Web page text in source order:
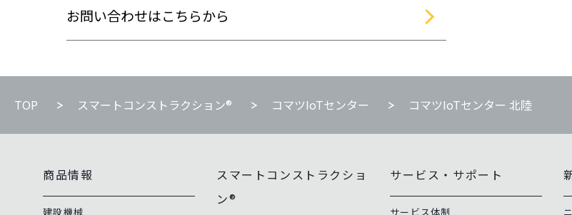
お問い合わせはこちらから
TOP スマートコンストラクション® コマツIoTセンター コマツIoTセンター 北陸
商品情報
建設機械
スマートコンストラクショ
ン®
サービス・サポート
サービス体制